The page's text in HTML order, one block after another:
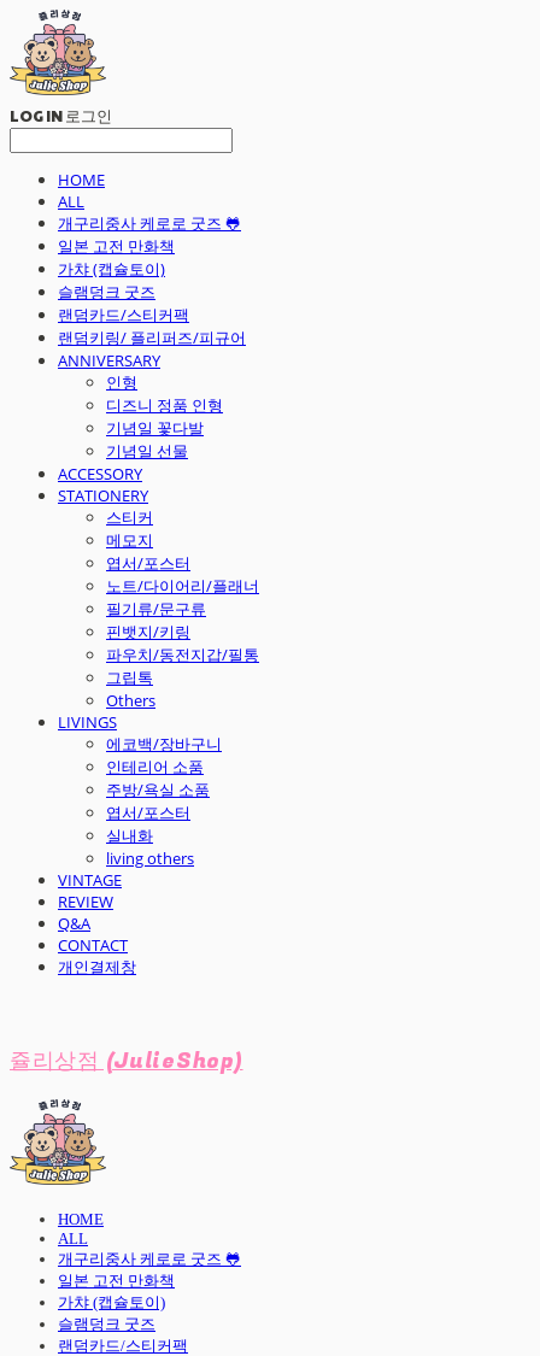
LOG IN로그인
HOME
ALL
개구리중사 케로로 굿즈 🐸
일본 고전 만화책
가챠 (캡슐토이)
슬램덩크 굿즈
랜덤카드/스티커팩
랜덤키링/ 플리퍼즈/피규어
ANNIVERSARY
인형
디즈니 정품 인형
기념일 꽃다발
기념일 선물
ACCESSORY
STATIONERY
스티커
메모지
엽서/포스터
노트/다이어리/플래너
필기류/문구류
핀뱃지/키링
파우치/동전지갑/필통
그립톡
Others
LIVINGS
에코백/장바구니
인테리어 소품
주방/욕실 소품
엽서/포스터
실내화
living others
VINTAGE
REVIEW
Q&A
CONTACT
개인결제창
쥴리상점 (JulieShop)
HOME
ALL
개구리중사 케로로 굿즈 🐸
일본 고전 만화책
가챠 (캡슐토이)
슬램덩크 굿즈
랜덤카드/스티커팩